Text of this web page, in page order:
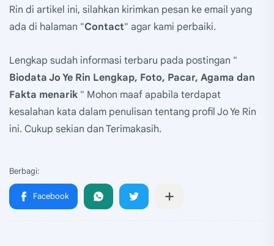
Rin di artikel ini, silahkan kirimkan pesan ke email yang
ada di halaman "Contact" agar kami perbaiki.
Lengkap sudah informasi terbaru pada postingan "
Biodata Jo Ye Rin Lengkap, Foto, Pacar, Agama dan
Fakta menarik " Mohon maaf apabila terdapat
kesalahan kata dalam penulisan tentang profil Jo Ye Rin
ini. Cukup sekian dan Terimakasih.